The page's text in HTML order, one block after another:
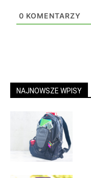
0 KOMENTARZY
NAJNOWSZE WPISY